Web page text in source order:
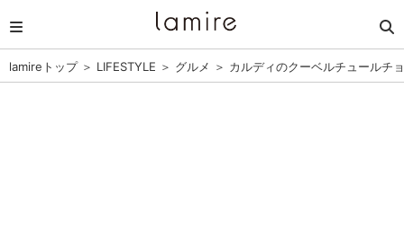
lamireトップ＞ LIFESTYLE ＞ グルメ ＞ カルディのクーベルチュールチ